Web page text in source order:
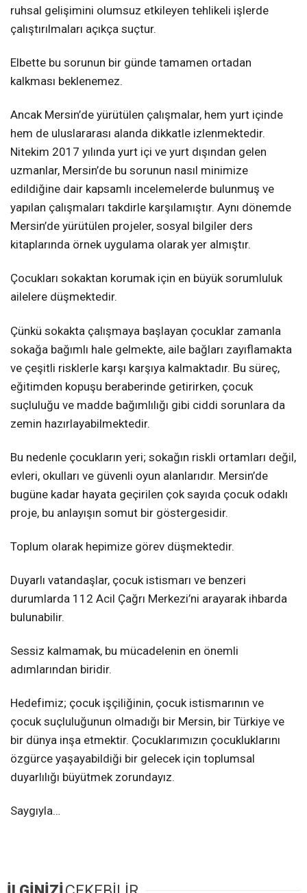
ruhsal gelişimini olumsuz etkileyen tehlikeli işlerde
çalıştırılmaları açıkça suçtur.
Elbette bu sorunun bir günde tamamen ortadan
kalkması beklenemez.
Ancak Mersin’de yürütülen çalışmalar, hem yurt içinde
hem de uluslararası alanda dikkatle izlenmektedir.
Nitekim 2017 yılında yurt içi ve yurt dışından gelen
uzmanlar, Mersin’de bu sorunun nasıl minimize
edildiğine dair kapsamlı incelemelerde bulunmuş ve
yapılan çalışmaları takdirle karşılamıştır. Aynı dönemde
Mersin’de yürütülen projeler, sosyal bilgiler ders
kitaplarında örnek uygulama olarak yer almıştır.
Çocukları sokaktan korumak için en büyük sorumluluk
ailelere düşmektedir.
Çünkü sokakta çalışmaya başlayan çocuklar zamanla
sokağa bağımlı hale gelmekte, aile bağları zayıflamakta
ve çeşitli risklerle karşı karşıya kalmaktadır. Bu süreç,
eğitimden kopuşu beraberinde getirirken, çocuk
suçluluğu ve madde bağımlılığı gibi ciddi sorunlara da
zemin hazırlayabilmektedir.
Bu nedenle çocukların yeri; sokağın riskli ortamları değil,
evleri, okulları ve güvenli oyun alanlarıdır. Mersin’de
bugüne kadar hayata geçirilen çok sayıda çocuk odaklı
proje, bu anlayışın somut bir göstergesidir.
Toplum olarak hepimize görev düşmektedir.
Duyarlı vatandaşlar, çocuk istismarı ve benzeri
durumlarda 112 Acil Çağrı Merkezi’ni arayarak ihbarda
bulunabilir.
Sessiz kalmamak, bu mücadelenin en önemli
adımlarından biridir.
Hedefimiz; çocuk işçiliğinin, çocuk istismarının ve
çocuk suçluluğunun olmadığı bir Mersin, bir Türkiye ve
bir dünya inşa etmektir. Çocuklarımızın çocukluklarını
özgürce yaşayabildiği bir gelecek için toplumsal
duyarlılığı büyütmek zorundayız.
Saygıyla…